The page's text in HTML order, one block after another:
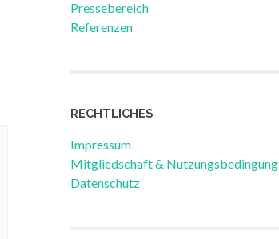
Pressebereich
Referenzen
RECHTLICHES
Impressum
Mitgliedschaft & Nutzungsbedingung
Datenschutz